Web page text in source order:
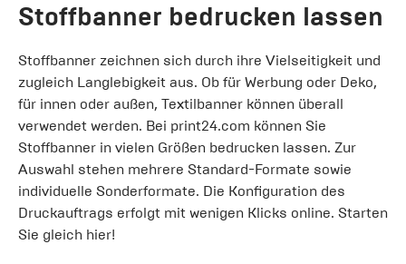
Stoffbanner bedrucken lassen
Stoffbanner zeichnen sich durch ihre Vielseitigkeit und
zugleich Langlebigkeit aus. Ob für Werbung oder Deko,
für innen oder außen, Textilbanner können überall
verwendet werden. Bei print24.com können Sie
Stoffbanner in vielen Größen bedrucken lassen. Zur
Auswahl stehen mehrere Standard-Formate sowie
individuelle Sonderformate. Die Konfiguration des
Druckauftrags erfolgt mit wenigen Klicks online. Starten
Sie gleich hier!